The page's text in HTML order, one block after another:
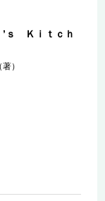
’ｓ Ｋｉｔｃｈ
）